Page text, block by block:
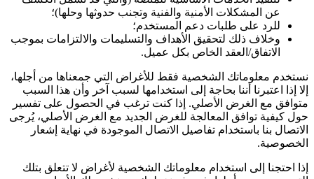
عن المشكلات الأمنية والفنية وتجنب حدوثها وحلها)؛
للرد على طلبات دعم المستخدم؛
وخلاف ذلك لتحقيق الأهداف والتسليمات والالتزامات بموجب
الاتفاق/العقد الخاص بكل عميل.
نستخدم معلوماتك الشخصية فقط للأغراض التي جمعناها من أجلها،
إلا إذا اعتبرنا أننا بحاجة إلى استخدامها لسبب آخر وأن هذا السبب
متوافق مع الغرض الأصلي. إذا كنت ترغب في الحصول على تفسير
حول كيفية توافق المعالجة للغرض الجديد مع الغرض الأصلي، يُرجى
الاتصال بنا باستخدام تفاصيل الاتصال الموجودة في نهاية إشعار
الخصوصية.
إذا احتجنا إلى استخدام معلوماتك الشخصية لأغراض لا تتعلق بتلك